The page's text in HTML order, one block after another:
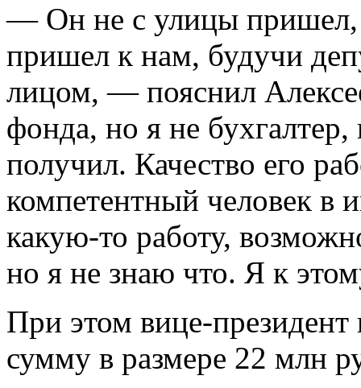
— Он не с улицы пришел,
пришел к нам, будучи
лицом, — пояснил
фонда, но я не
получил. Качество его
компетентный человек в
какую-то работу,
но я не знаю что. Я к
При этом вице-
сумму в размере 22 млн